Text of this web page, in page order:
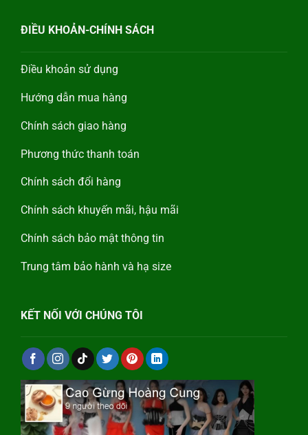
ĐIỀU KHOẢN-CHÍNH SÁCH
Điều khoản sử dụng
Hướng dẫn mua hàng
Chính sách giao hàng
Phương thức thanh toán
Chính sách đổi hàng
Chính sách khuyến mãi, hậu mãi
Chính sách bảo mật thông tin
Trung tâm bảo hành và hạ size
KẾT NỐI VỚI CHÚNG TÔI